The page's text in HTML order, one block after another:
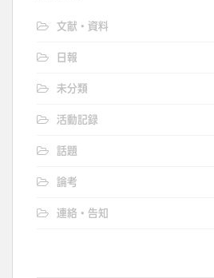
文献・資料
日報
未分類
活動記録
話題
論考
連絡・告知